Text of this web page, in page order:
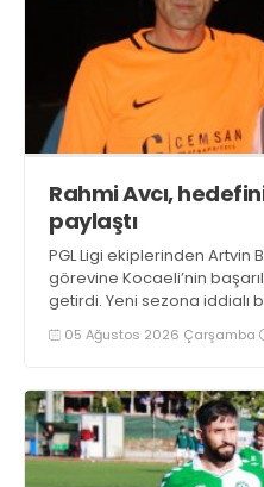
Rahmi Avcı,
paylaştı
PGL Ligi ekiplerinden
görevine Kocaeli’nin
getirdi. Yeni sezona iddialı
duygularını aktardı.
05 Ağustos 2026 Çarşamba